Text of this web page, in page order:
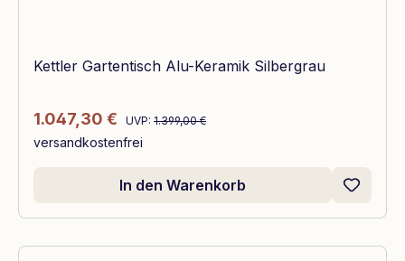
Kettler Gartentisch Alu-Keramik Silbergrau
Verkaufspreis:
1.047,30 € Regulärer Preis:
UVP: 1.399,00 €
versandkostenfrei
In den Warenkorb